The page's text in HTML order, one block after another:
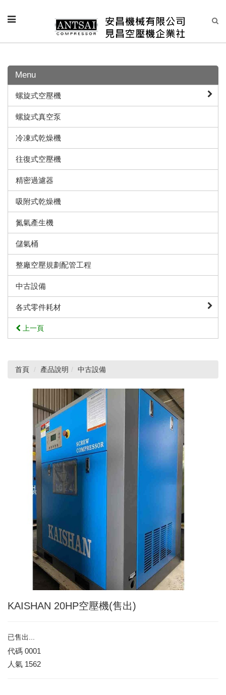
Menu
螺旋式空壓機
螺旋式真空泵
冷凍式乾燥機
往復式空壓機
精密過濾器
吸附式乾燥機
氮氣產生機
儲氣桶
整廠空壓規劃配管工程
中古設備
各式零件耗材
上一頁
首頁 產品說明 中古設備
KAISHAN 20HP空壓機(售出)
已售出...
代碼 0001
人氣 1562